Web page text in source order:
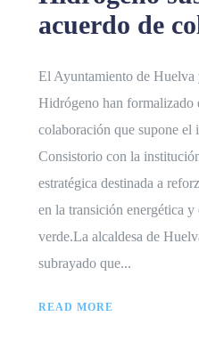
acuerdo de
El Ayuntamiento de
Hidrógeno han formalizado
colaboración que supone
Consistorio con la
estratégica destinada a
en la transición energética
verde.La alcaldesa de
subrayado que...
READ MORE